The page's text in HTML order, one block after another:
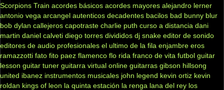
Scorpions Train acordes básicos acordes mayores alejandro lerner
antonio vega arcangel autenticos decadentes bacilos bad bunny blur
bob dylan callejeros capotraste charlie puth curso a distancia dani
martin daniel calveti diego torres divididos dj snake editor de sonido
editores de audio profesionales el ultimo de la fila enjambre eros
ramazzotti fato fito paez flamenco flo rida franco de vita futbol guitar
lesson guitar tuner guitarra virtual online guitarras gibson hillsong
united ibanez instrumentos musicales john legend kevin ortiz kevin
roldan kings of leon la quinta estación la renga lana del rey los